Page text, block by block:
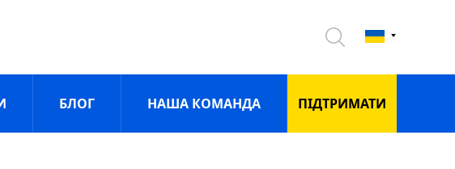
БЛОГ НАША КОМАНДА ПIДТРИМАТИ